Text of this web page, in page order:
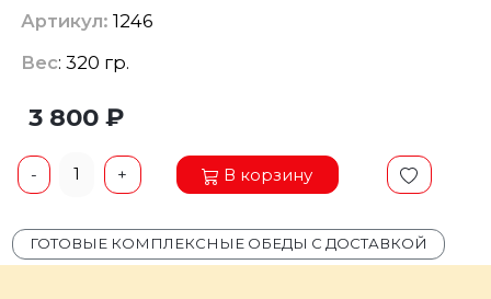
Артикул: 1246
Вес: 320 гр.
3 800 ₽
- 1 + В корзину
ГОТОВЫЕ КОМПЛЕКСНЫЕ ОБЕДЫ С ДОСТАВКОЙ